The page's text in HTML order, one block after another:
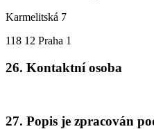
Karmelitská 7
118 12 Praha 1
26. Kontaktní osoba
27. Popis je zpracován